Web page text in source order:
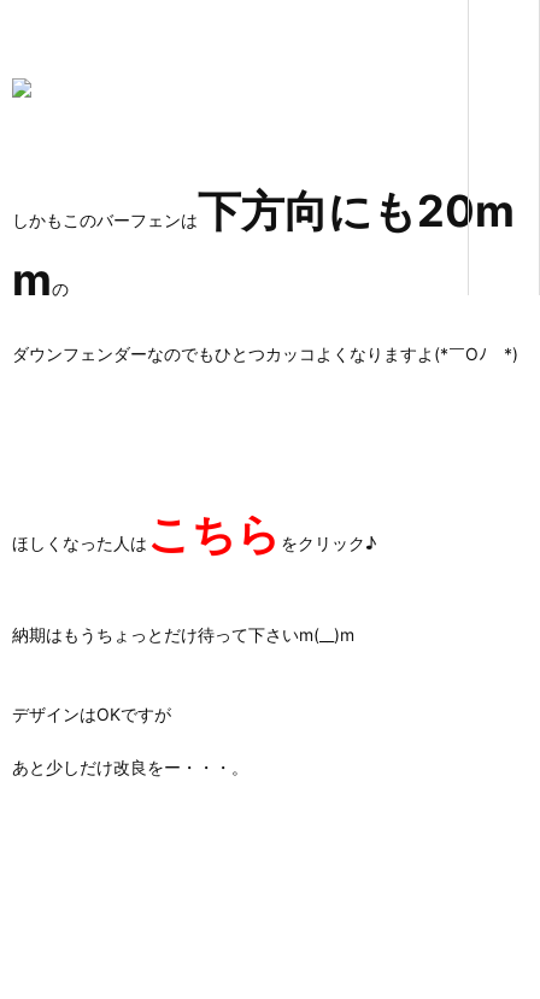
しかもこのバーフェンは下方向にも20m
mの
ダウンフェンダーなのでもひとつカッコよくなりますよ(*￣Oﾉ￣*)
ほしくなった人は こちら をクリック♪
納期はもうちょっとだけ待って下さいm(__)m
デザインはOKですが
あと少しだけ改良をー・・・。